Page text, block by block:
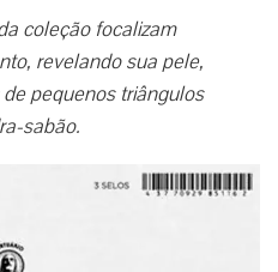
coleção focalizam
revelando sua pele,
pequenos triângulos
sabão.